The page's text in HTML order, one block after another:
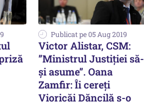
Publicat pe 05 Aug 2019
Victor Alistar, CSM:
”Ministrul Justiției să-
și asume”. Oana
Zamfir: Îi cereți
Vioricăi Dăncilă s-o